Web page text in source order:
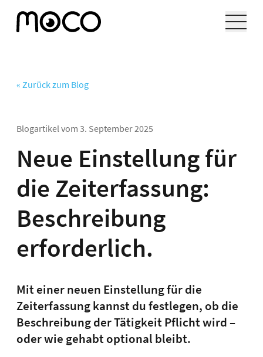
« Zurück zum Blog
Blogartikel vom 3. September 2025
Neue Einstellung für
die Zeiterfassung:
Beschreibung
erforderlich.
Mit einer neuen Einstellung für die
Zeiterfassung kannst du festlegen, ob die
Beschreibung der Tätigkeit Pflicht wird –
oder wie gehabt optional bleibt.